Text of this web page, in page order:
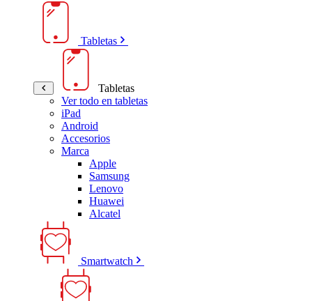
Tabletas
Tabletas
Ver todo en tabletas
iPad
Android
Accesorios
Marca
Apple
Samsung
Lenovo
Huawei
Alcatel
Smartwatch